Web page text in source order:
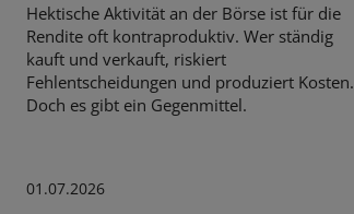
Hektische Aktivität an der Börse ist für die
Rendite oft kontraproduktiv. Wer ständig
kauft und verkauft, riskiert
Fehlentscheidungen und produziert Kosten.
Doch es gibt ein Gegenmittel.
01.07.2026